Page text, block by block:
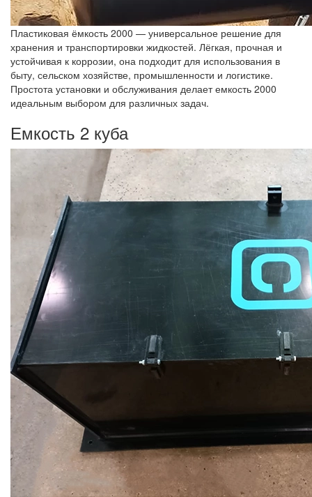
Пластиковая ёмкость 2000 — универсальное решение для
хранения и транспортировки жидкостей. Лёгкая, прочная и
устойчивая к коррозии, она подходит для использования в
быту, сельском хозяйстве, промышленности и логистике.
Простота установки и обслуживания делает емкость 2000
идеальным выбором для различных задач.
Емкость 2 куба